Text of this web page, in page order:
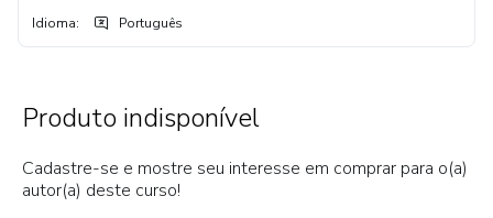
Idioma: Português
Produto indisponível
Cadastre-se e mostre seu interesse em comprar para o(a)
autor(a) deste curso!